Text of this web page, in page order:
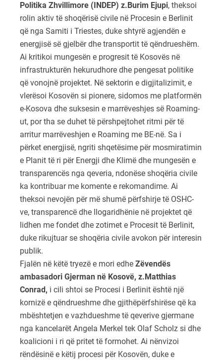
Politika Zhvillimore (INDEP) z.Burim Ejupi, theksoi
rolin aktiv të shoqërisë civile në Procesin e Berlinit
që nga Samiti i Triestes, duke shtyrë agjendën e
energjisë së gjelbër dhe transportit të qëndrueshëm.
Ai kritikoi mungesën e progresit të Kosovës në
infrastrukturën hekurudhore dhe pengesat politike
që vonojnë projektet. Në sektorin e digjitalizimit, e
vlerësoi Kosovën si pionere, sidomos me platformën
e-Kosova dhe suksesin e marrëveshjes së Roaming-
ut, por tha se duhet të përshpejtohet ritmi për të
arritur marrëveshjen e Roaming me BE-në. Sa i
përket energjisë, ngriti shqetësime për mosmiratimin
e Planit të ri për Energji dhe Klimë dhe mungesën e
transparencës nga qeveria, ndonëse shoqëria civile
ka kontribuar me komente e rekomandime. Ai
theksoi nevojën për më shumë përfshirje të OSHC-
ve, transparencë dhe llogaridhënie në projektet që
lidhen me fondet dhe zotimet e Procesit të Berlinit,
duke rikujtuar se shoqëria civile avokon për interesin
publik.
Fjalën në këtë tryezë e mori edhe Zëvendës
ambasadori Gjerman në Kosovë, z.Matthias
Conrad, i cili shtoi se Procesi i Berlinit është një
kornizë e qëndrueshme dhe gjithëpërfshirëse që ka
mbështetjen e vazhdueshme të qeverive gjermane
nga kancelarët Angela Merkel tek Olaf Scholz si dhe
koalicioni i ri që pritet të formohet. Ai nënvizoi
rëndësinë e këtij procesi për Kosovën, duke e